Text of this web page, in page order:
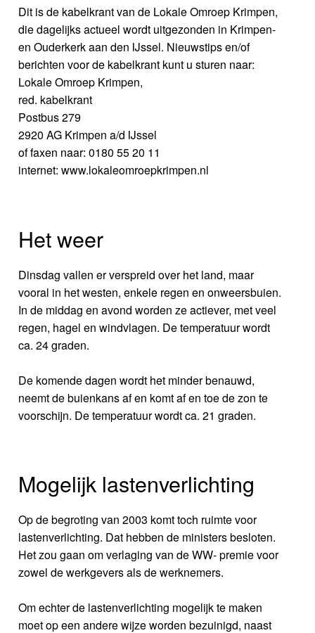
Dit is de kabelkrant van de Lokale Omroep Krimpen,
die dagelijks actueel wordt uitgezonden in Krimpen-
en Ouderkerk aan den IJssel. Nieuwstips en/of
berichten voor de kabelkrant kunt u sturen naar:
Lokale Omroep Krimpen,
red. kabelkrant
Postbus 279
2920 AG Krimpen a/d IJssel
of faxen naar: 0180 55 20 11
internet: www.lokaleomroepkrimpen.nl
Het weer
Dinsdag vallen er verspreid over het land, maar
vooral in het westen, enkele regen en onweersbuien.
In de middag en avond worden ze actiever, met veel
regen, hagel en windvlagen. De temperatuur wordt
ca. 24 graden.
De komende dagen wordt het minder benauwd,
neemt de buienkans af en komt af en toe de zon te
voorschijn. De temperatuur wordt ca. 21 graden.
Mogelijk lastenverlichting
Op de begroting van 2003 komt toch ruimte voor
lastenverlichting. Dat hebben de ministers besloten.
Het zou gaan om verlaging van de WW- premie voor
zowel de werkgevers als de werknemers.
Om echter de lastenverlichting mogelijk te maken
moet op een andere wijze worden bezuinigd, naast